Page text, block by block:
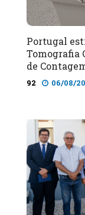
Portugal
Tomografia
de
92 06/08/